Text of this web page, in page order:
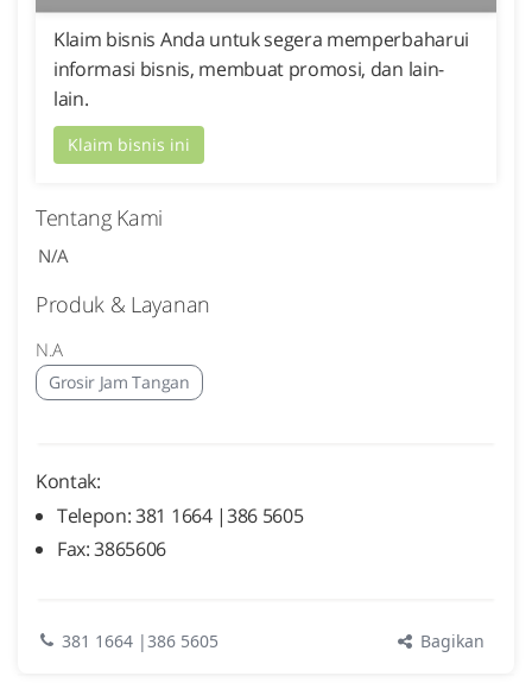
Klaim bisnis Anda untuk segera memperbaharui
informasi bisnis, membuat promosi, dan lain-
lain.
Klaim bisnis ini
Tentang Kami
N/A
Produk & Layanan
N.A
Grosir Jam Tangan
Kontak:
Telepon: 381 1664 |386 5605
Fax: 3865606
381 1664 |386 5605 Bagikan